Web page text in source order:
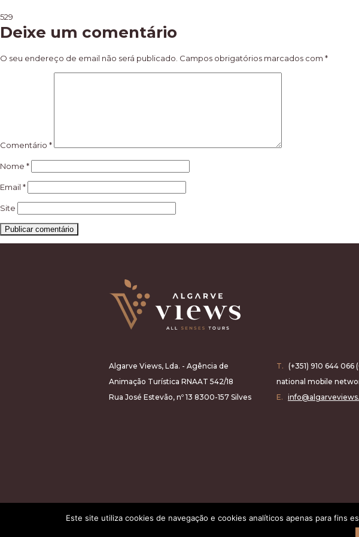
Navegação
de
artigos
529
Deixe um comentário
O seu endereço de email não será publicado. Campos obrigatórios marcados com *
Comentário *
Nome *
Email *
Site
Algarve Views, Lda. - Agência de
Animação Turística RNAAT 542/18
Rua José Estevão, nº 13 8300-157 Silves
T. (+351) 910 644
national mobile
E.
Este site utiliza cookies de navegação e cookies analíticos apenas para fins